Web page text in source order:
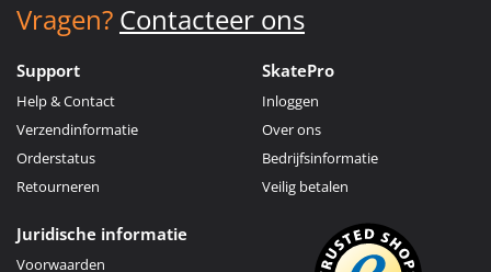
Vragen? Contacteer ons
Support
Help & Contact
Verzendinformatie
Orderstatus
Retourneren
SkatePro
Inloggen
Over ons
Bedrijfsinformatie
Veilig betalen
Juridische informatie
Voorwaarden